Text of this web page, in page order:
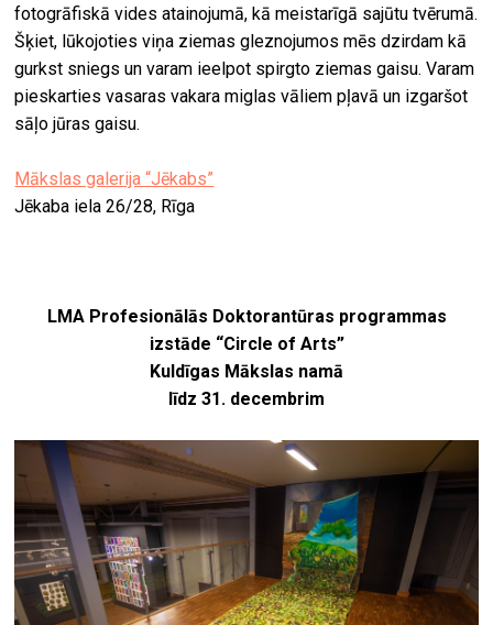
fotogrāfiskā vides atainojumā, kā meistarīgā sajūtu tvērumā.
Šķiet, lūkojoties viņa ziemas gleznojumos mēs dzirdam kā
gurkst sniegs un varam ieelpot spirgto ziemas gaisu. Varam
pieskarties vasaras vakara miglas vāliem pļavā un izgaršot
sāļo jūras gaisu.
Mākslas galerija “Jēkabs”
Jēkaba iela 26/28, Rīga
LMA Profesionālās Doktorantūras programmas
izstāde “Circle of Arts”
Kuldīgas Mākslas namā
līdz 31. decembrim